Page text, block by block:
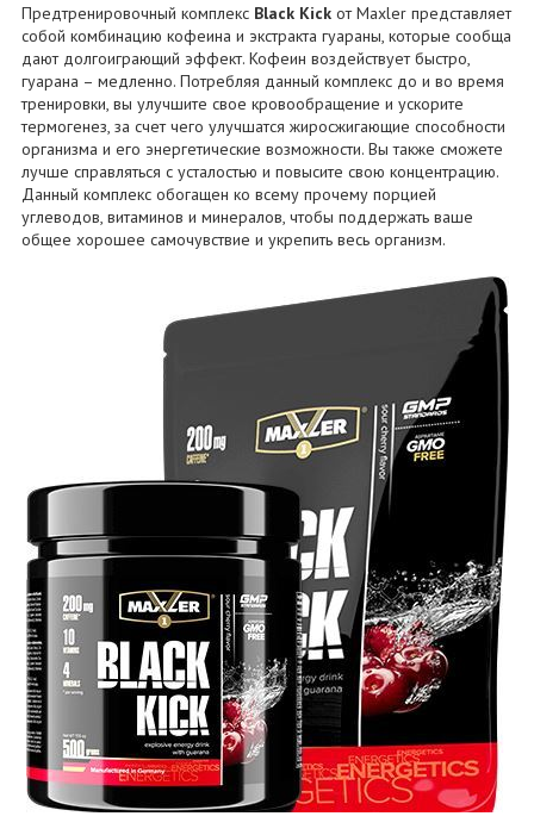
Предтренировочный комплекс Black Kick от Maxler представляет
собой комбинацию кофеина и экстракта гуараны, которые сообща
дают долгоиграющий эффект. Кофеин воздействует быстро,
гуарана – медленно. Потребляя данный комплекс до и во время
тренировки, вы улучшите свое кровообращение и ускорите
термогенез, за счет чего улучшатся жиросжигающие способности
организма и его энергетические возможности. Вы также сможете
лучше справляться с усталостью и повысите свою концентрацию.
Данный комплекс обогащен ко всему прочему порцией
углеводов, витаминов и минералов, чтобы поддержать ваше
общее хорошее самочувствие и укрепить весь организм.